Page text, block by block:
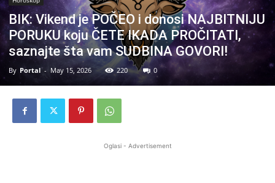
BIK: Vikend je POČEO i donosi NAJBITNIJU
PORUKU koju ČETE IKADA PROČITATI,
saznajte šta vam SUDBINA GOVORI!
By Portal - May 15, 2026 220 0
Oglasi - Advertisement